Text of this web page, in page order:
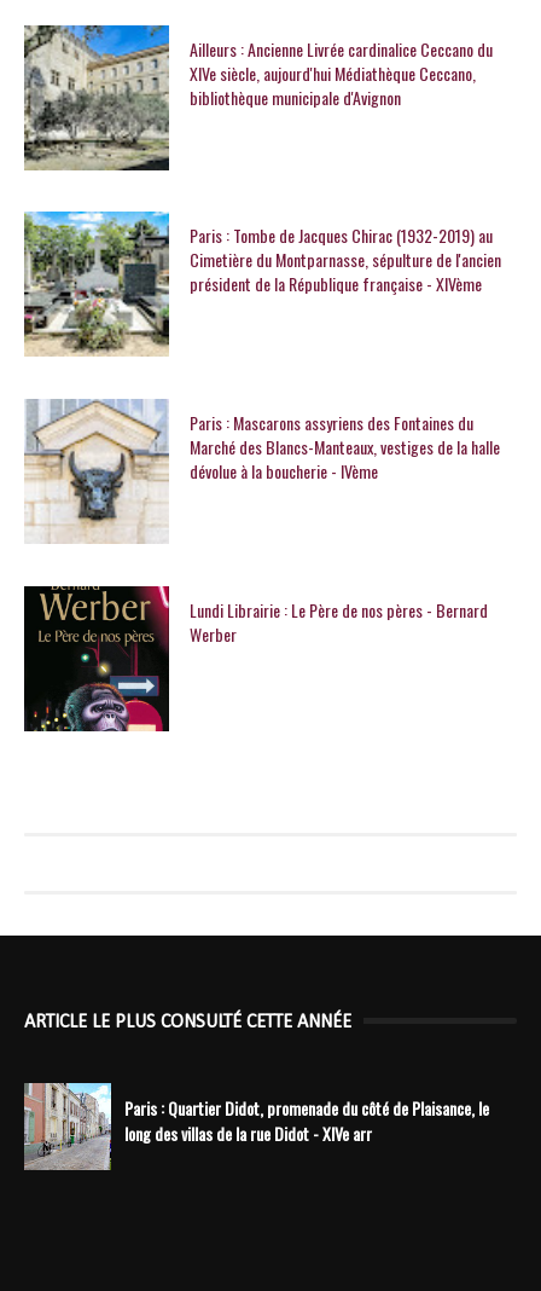
Ailleurs : Ancienne Livrée cardinalice Ceccano du
XIVe siècle, aujourd'hui Médiathèque Ceccano,
bibliothèque municipale d'Avignon
Paris : Tombe de Jacques Chirac (1932-2019) au
Cimetière du Montparnasse, sépulture de l'ancien
président de la République française - XIVème
Paris : Mascarons assyriens des Fontaines du
Marché des Blancs-Manteaux, vestiges de la halle
dévolue à la boucherie - IVème
Lundi Librairie : Le Père de nos pères - Bernard
Werber
ARTICLE LE PLUS CONSULTÉ CETTE ANNÉE
Paris : Quartier Didot, promenade du côté de Plaisance, le
long des villas de la rue Didot - XIVe arr